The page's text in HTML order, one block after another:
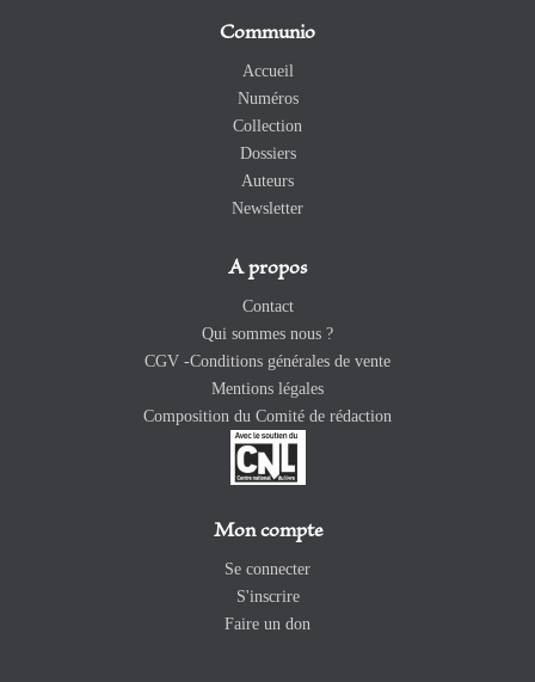
Communio
Accueil
Numéros
Collection
Dossiers
Auteurs
Newsletter
A propos
Contact
Qui sommes nous ?
CGV -Conditions générales de vente
Mentions légales
Composition du Comité de rédaction
Mon compte
Se connecter
S'inscrire
Faire un don